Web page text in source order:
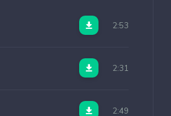
2:53
2:31
2:49